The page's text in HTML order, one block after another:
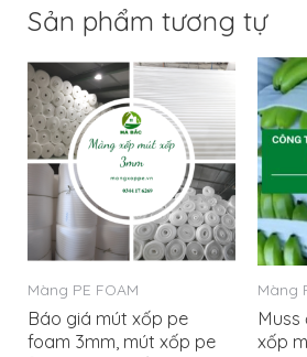
Sản phẩm tương tự
Màng PE FOAM
Báo giá mút xốp pe
foam 3mm, mút xốp pe
Màng
Muss
xốp